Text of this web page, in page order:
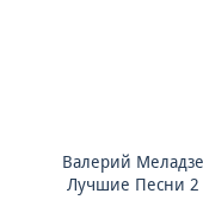
Валерий Меладзе
Лучшие Песни 2